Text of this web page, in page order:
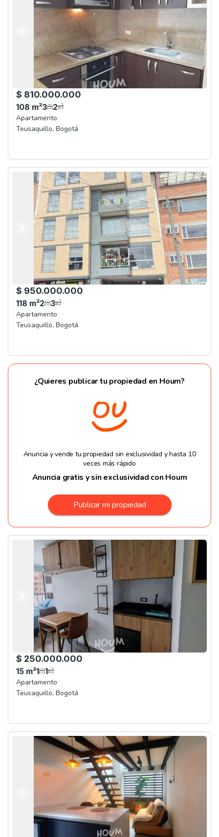
Anterior
Siguiente
$ 810.000.000
108 m²3 2
Apartamento
Teusaquillo, Bogotá
Anterior
Siguiente
$ 950.000.000
118 m²2 3
Apartamento
Teusaquillo, Bogotá
¿Quieres publicar tu propiedad en Houm?
Anuncia y vende tu propiedad sin exclusividad y hasta 10
veces más rápido
Anuncia gratis y sin exclusividad con Houm
Publicar mi propiedad
Anterior
Siguiente
$ 250.000.000
15 m²1 1
Apartamento
Teusaquillo, Bogotá